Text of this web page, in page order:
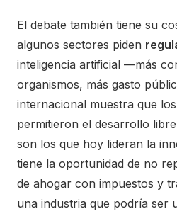
El debate también tiene su
algunos sectores piden
inteligencia artificial —más
organismos, más gasto
internacional muestra que
permitieron el desarrollo
son los que hoy lideran la
tiene la oportunidad de no
de ahogar con impuestos y
una industria que podría ser